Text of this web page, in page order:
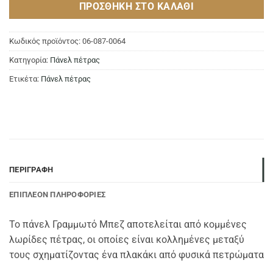
ΠΡΟΣΘΉΚΗ ΣΤΟ ΚΑΛΆΘΙ
Κωδικός προϊόντος: 06-087-0064
Κατηγορία: Πάνελ πέτρας
Ετικέτα: Πάνελ πέτρας
ΠΕΡΙΓΡΑΦΉ
ΕΠΙΠΛΈΟΝ ΠΛΗΡΟΦΟΡΊΕΣ
Το πάνελ Γραμμωτό Μπεζ αποτελείται από κομμένες
λωρίδες πέτρας, οι οποίες είναι κολλημένες μεταξύ
τους σχηματίζοντας ένα πλακάκι από φυσικά πετρώματα